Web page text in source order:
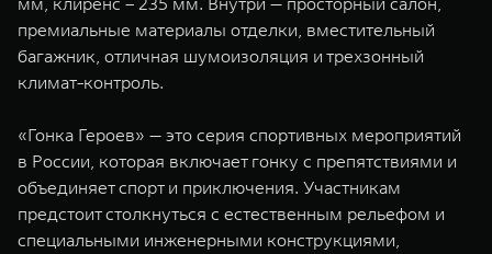
премиальные материалы отделки, вместительный
багажник, отличная шумоизоляция и трехзонный
климат-контроль.
«Гонка Героев» — это серия спортивных мероприятий
в России, которая включает гонку с препятствиями и
объединяет спорт и приключения. Участникам
предстоит столкнуться с естественным рельефом и
специальными инженерными конструкциями,